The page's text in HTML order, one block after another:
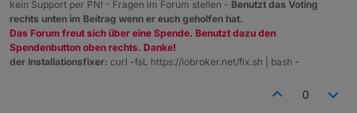
kein Support per PN! - Fragen im Forum stellen - Benutzt das Voting
rechts unten im Beitrag wenn er euch geholfen hat.
Das Forum freut sich über eine Spende. Benutzt dazu den
Spendenbutton oben rechts. Danke!
der Installationsfixer: curl -fsL https://iobroker.net/fix.sh | bash -
0